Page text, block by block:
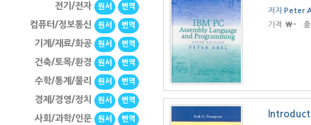
전기/전자 원서 번역
컴퓨터/정보통신 원서 번역
기계/재료/화공 원서 번역
건축/토목/환경 원서 번역
수학/통계/물리 원서 번역
경제/경영/정치 원서 번역
사회/과학/인문 원서 번역
저자 Peter
가격 ₩-